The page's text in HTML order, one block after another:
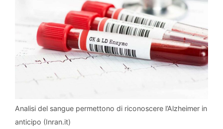
Analisi del sangue permettono di riconoscere l’Alzheimer in
anticipo (Inran.it)